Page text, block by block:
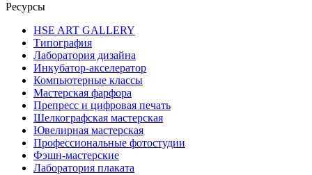
Ресурсы
HSE ART GALLERY
Типография
Лаборатория дизайна
Инкубатор-акселератор
Компьютерные классы
Мастерская фарфора
Препресс и цифровая печать
Шелкографская мастерская
Ювелирная мастерская
Профессиональные фотостудии
Фэшн-мастерские
Лаборатория плаката